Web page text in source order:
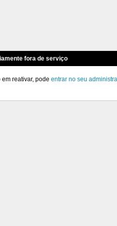
fora de serviço
reativar, pode entrar no seu